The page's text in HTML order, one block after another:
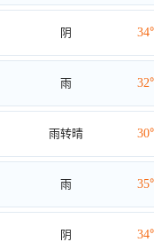
阴
雨
雨转晴
雨
阴